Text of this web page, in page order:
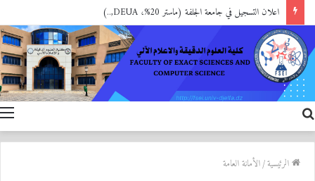
اعلان التسجيل في جامعة الجلفة (ماستر 20%، DEUA,..)
عن
الرئيسية/الأمانة العامة